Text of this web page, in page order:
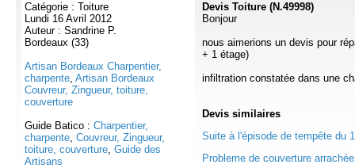
Catégorie : Toiture
Lundi 16 Avril 2012
Auteur : Sandrine P.
Bordeaux (33)
Artisan Bordeaux Charpentier,
charpente, Artisan Bordeaux
Couvreur, Zingueur, toiture,
couverture
Guide Batico : Charpentier,
charpente, Couvreur, Zingueur,
toiture, couverture, Guide des
Artisans
Devis Toiture (N.49998)
Bonjour
nous aimerions un devis pour
+ 1 étage)
infiltration constatée dans une
Devis similaires
Suite à l'épisode de tempête du
Probleme de couverture